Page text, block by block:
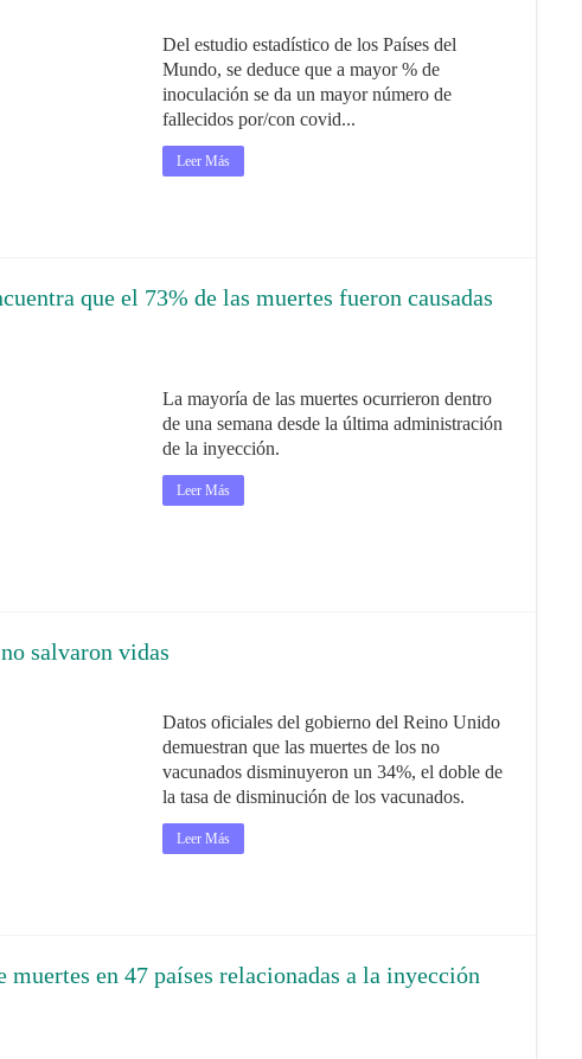
Del estudio estadístico de los Países del
Mundo, se deduce que a mayor % de
inoculación se da un mayor número de
fallecidos por/con covid...
Leer Más
que el 73% de las muertes fueron causadas
La mayoría de las muertes ocurrieron dentro
de una semana desde la última administración
de la inyección.
Leer Más
salvaron vidas
Datos oficiales del gobierno del Reino Unido
demuestran que las muertes de los no
vacunados disminuyeron un 34%, el doble de
la tasa de disminución de los vacunados.
Leer Más
muertes en 47 países relacionadas a la inyección